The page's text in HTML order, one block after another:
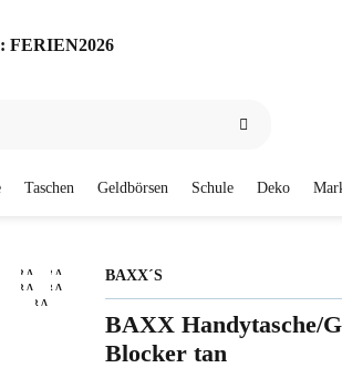
FERIEN2026
Taschen Geldbörsen Schule Deko
BAXX´S
BAXX Handytasche/
Blocker tan